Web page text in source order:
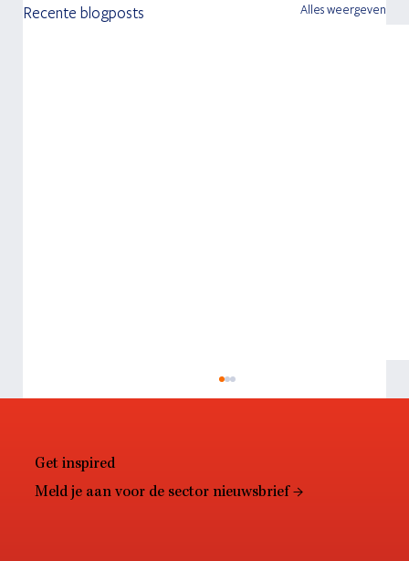
Recente blogposts Alles weergeven
Get inspired
Meld je aan voor de sector nieuwsbrief →